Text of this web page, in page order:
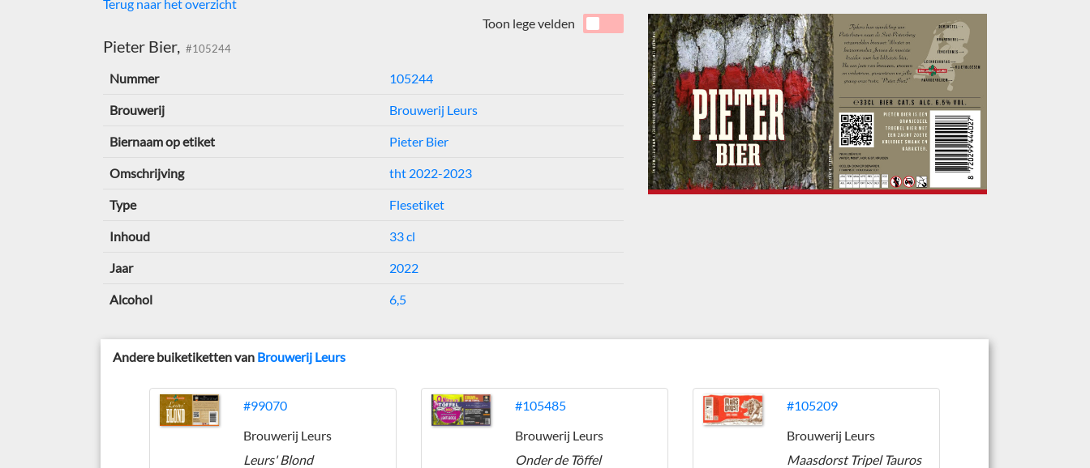
Terug naar het overzicht
Pieter Bier, #105244
Toon lege velden
Nummer 105244
Brouwerij Brouwerij Leurs
Biernaam op etiket Pieter Bier
Omschrijving tht 2022-2023
Type Flesetiket
Inhoud 33 cl
Jaar 2022
Alcohol 6,5
Andere buiketiketten van Brouwerij Leurs
#99070
Brouwerij Leurs
Leurs' Blond
#105485
Brouwerij Leurs
Onder de Tôffel
#105209
Brouwerij Leurs
Maasdorst Tripel Tauros